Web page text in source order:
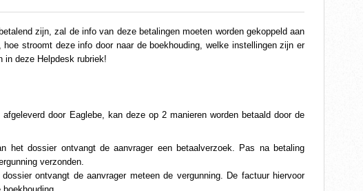
zijn, zal de info van deze betalingen moeten worden gekoppeld aan
stroomt deze info door naar de boekhouding, welke instellingen zijn er
deze Helpdesk rubriek!
door Eaglebe, kan deze op 2 manieren worden betaald door de
het dossier ontvangt de aanvrager een betaalverzoek. Pas na betaling
verzonden.
ontvangt de aanvrager meteen de vergunning. De factuur hiervoor